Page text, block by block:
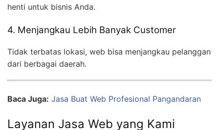
henti untuk bisnis Anda.
4. Menjangkau Lebih Banyak Customer
Tidak terbatas lokasi, web bisa menjangkau pelanggan
dari berbagai daerah.
Baca Juga: Jasa Buat Web Profesional Pangandaran
Layanan Jasa Web yang Kami